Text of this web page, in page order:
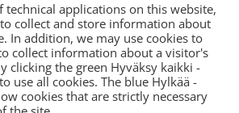
technical applications on this website,
collect and store information about
In addition, we may use cookies to
collect information about a visitor's
clicking the green Hyväksy kaikki -
use all cookies. The blue Hylkää -
cookies that are strictly necessary